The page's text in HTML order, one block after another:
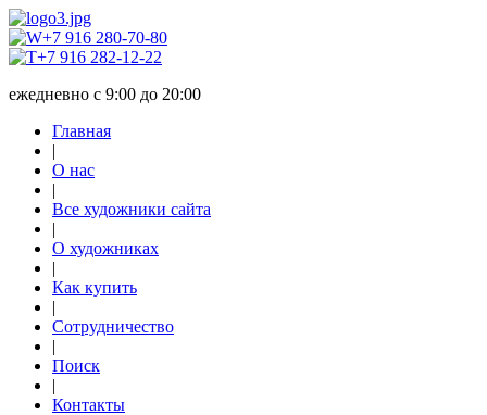
+7 916 280-70-80
+7 916 282-12-22
ежедневно с 9:00 до 20:00
Главная
|
О нас
|
Все художники сайта
|
О художниках
|
Как купить
|
Сотрудничество
|
Поиск
|
Контакты